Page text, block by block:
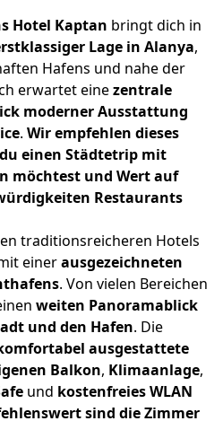
Hotel Kaptan bringt dich in
Lage in Alanya,
Hafens und nahe der
erwartet einezentrale
moderner Ausstattung
. Wir empfehlen dieses
einen Städtetrip mit
möchtest und Wert auf
Restaurants
traditionsreicheren Hotels
einerausgezeichneten
. Von vielen Bereichen
weiten Panoramablick
und den Hafen. Die
ausgestattete
Balkon, Klimaanlage,
und kostenfreies WLAN
sind die Zimmer